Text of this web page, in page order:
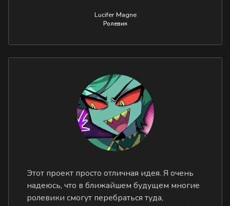
Lucifer Magne
Ролевик
Этот проект просто отличная идея. Я очень
надеюсь, что в ближайшем будущем многие
ролевики смогут перебраться туда,